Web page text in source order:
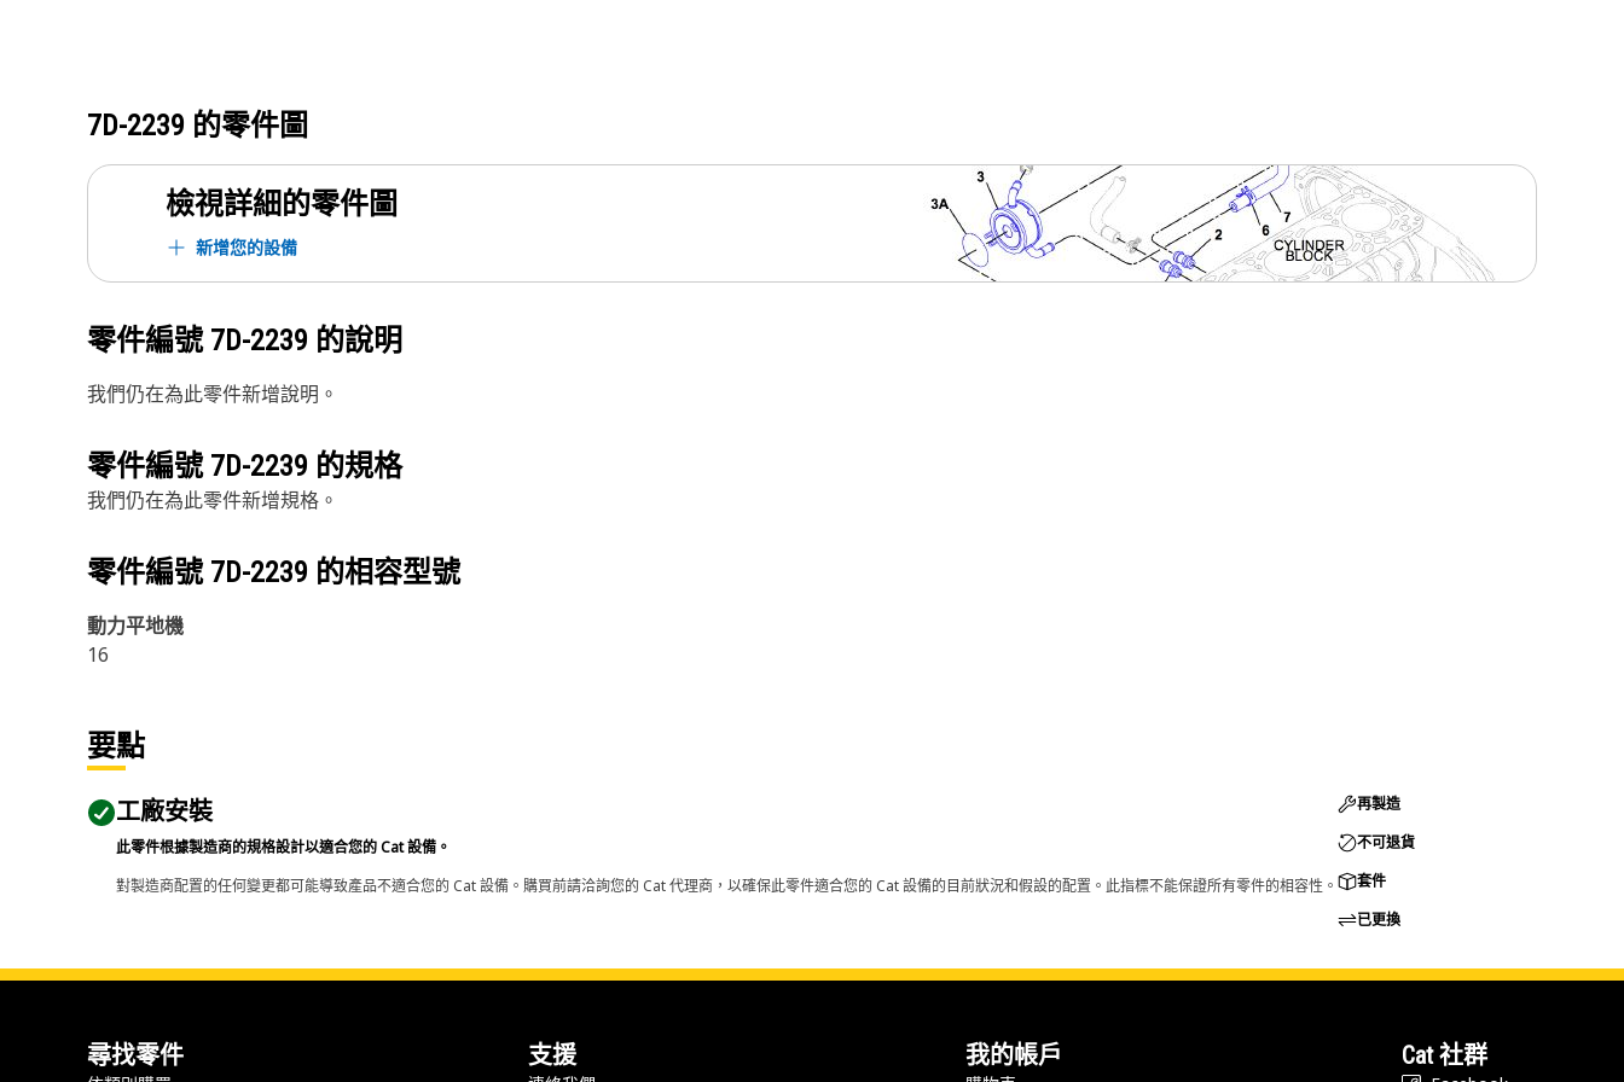
7D-2239 的零件圖
檢視詳細的零件圖
新增您的設備
零件編號 7D-2239 的說明
我們仍在為此零件新增說明。
零件編號 7D-2239 的規格
我們仍在為此零件新增規格。
零件編號 7D-2239 的相容型號
動力平地機
16
要點
工廠安裝
此零件根據製造商的規格設計以適合您的 Cat 設備。
對製造商配置的任何變更都可能導致產品不適合您的 Cat 設備。購買前請洽詢您的 Cat 代理商，以確保此零件適合您的 Cat 設備的目前狀況和假設的配置。此指標不能保證所有零件的相容性。
再製造
不可退貨
套件
已更換
尋找零件 支援 我的帳戶 Cat 社群